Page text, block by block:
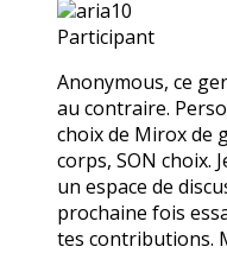
aria10
Participant
Anonymous, ce
au contraire.
choix de Mirox de
corps, SON choix.
un espace de
prochaine fois
tes contributions.